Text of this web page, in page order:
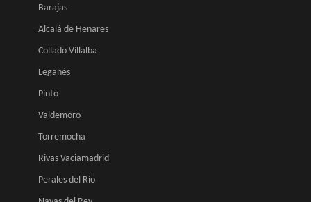
Barajas
Alcalá de Henares
Collado Villalba
Leganés
Pinto
Valdemoro
Torremocha
Rivas Vaciamadrid
Perales del Río